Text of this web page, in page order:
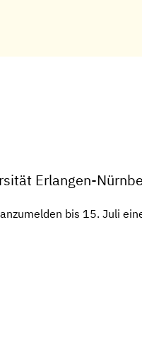
Erlangen-
bis 15. Juli